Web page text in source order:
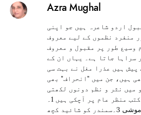
Azra Mughal
اردو شاعرہ ہیں جو اپنی
منفرد نظموں کے لیے معروف
وسیع طور پر مقبول و معروف
سراہا جاتا ہے۔ یہاں ان کے
پیش ہیں عذرا مغل نے بہت سی
ہیں، جن میں "انحراف" بھی
میں نثر و نظم دونوں لکھتی
ہیں۔ اب تک انکی چھ کتب منظر عام پر آچکی ہیں 1۔
خیال خام 2۔عکس خاموشی 3۔سمندر کو شائید کچھ